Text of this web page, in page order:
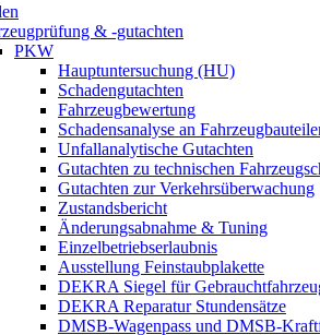
& -gutachten
PKW
Hauptuntersuchung (HU)
Schadengutachten
Fahrzeugbewertung
Schadensanalyse an
Unfallanalytische Gutachten
Gutachten zu technischen
Gutachten zur Verkehrsüberwachung
Zustandsbericht
Änderungsabnahme & Tuning
Einzelbetriebserlaubnis
Ausstellung Feinstaubplakette
DEKRA Siegel für
DEKRA Reparatur Stundensätze
DMSB-Wagenpass und DMSB-